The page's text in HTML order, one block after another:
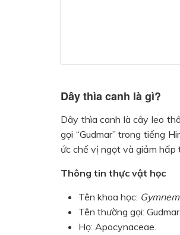
Dây thìa canh là gì?
Dây thìa canh là cây leo
gọi “Gudmar” trong tiếng
ức chế vị ngọt và giảm hấp
Thông tin thực vật học
Tên khoa học:
Tên thường gọi: Gudmar.
Họ: Apocynaceae.